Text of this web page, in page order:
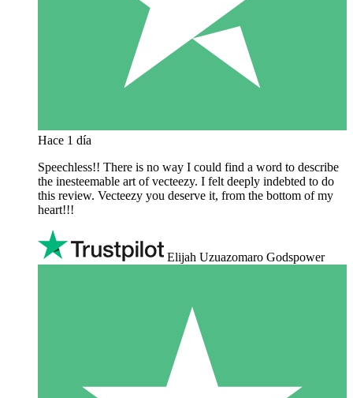
Hace 1 día
Speechless!! There is no way I could find a word to describe
the inesteemable art of vecteezy. I felt deeply indebted to do
this review. Vecteezy you deserve it, from the bottom of my
heart!!!
Elijah Uzuazomaro Godspower